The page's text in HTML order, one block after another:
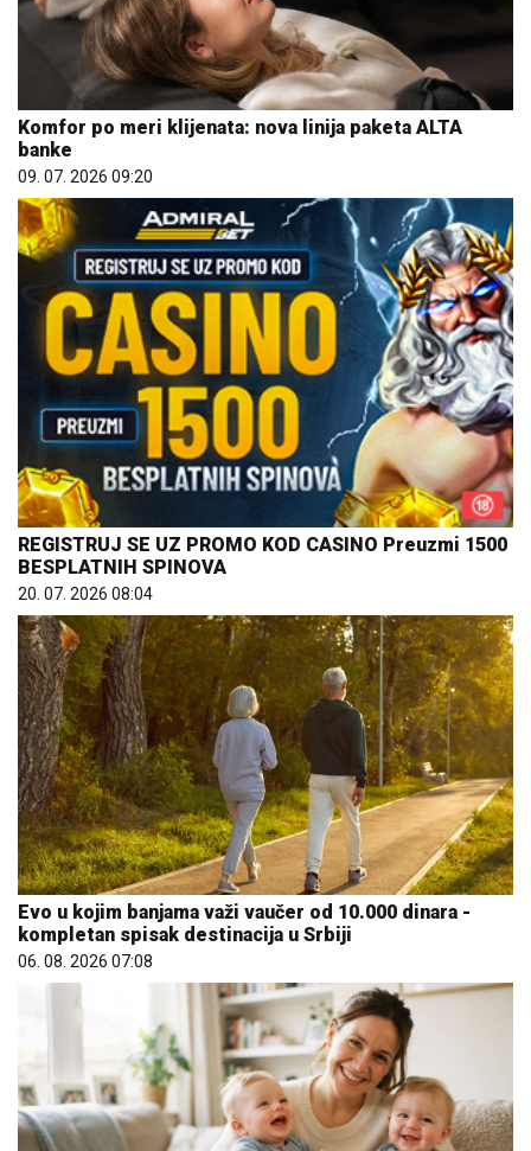
Komfor po meri klijenata: nova linija paketa ALTA
banke
09. 07. 2026 09:20
REGISTRUJ SE UZ PROMO KOD CASINO Preuzmi 1500
BESPLATNIH SPINOVA
20. 07. 2026 08:04
Evo u kojim banjama važi vaučer od 10.000 dinara -
kompletan spisak destinacija u Srbiji
06. 08. 2026 07:08